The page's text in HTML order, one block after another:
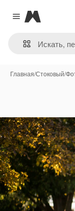
Close menu
Magnific
Главная/Стоковый/